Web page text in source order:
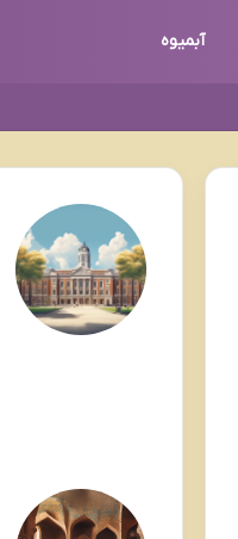
آبمیوه